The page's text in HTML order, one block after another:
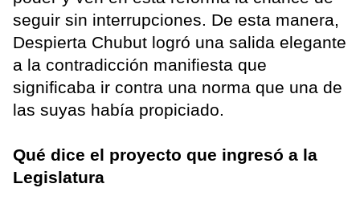
seguir sin interrupciones. De esta manera,
Despierta Chubut logró una salida elegante
a la contradicción manifiesta que
significaba ir contra una norma que una de
las suyas había propiciado.
Qué dice el proyecto que ingresó a la
Legislatura